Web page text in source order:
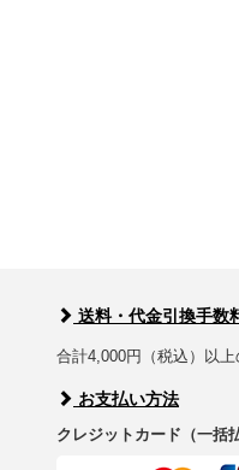
送料・代金引換手数
合計4,000円（税込）以
お支払い方法
クレジットカード（一括